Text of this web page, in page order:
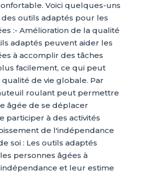
Voici quelques-uns
des outils adaptés pour les
:- Amélioration de la qualité
adaptés peuvent aider les
à accomplir des tâches
facilement, ce qui peut
de vie globale. Par
roulant peut permettre
âgée de se déplacer
participer à des activités
de l'indépendance
soi : Les outils adaptés
personnes âgées à
et leur estime